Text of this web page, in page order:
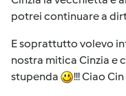
potrei continuare a
E soprattutto volevo
nostra mitica Cinzia e
stupenda
!!! Ciao